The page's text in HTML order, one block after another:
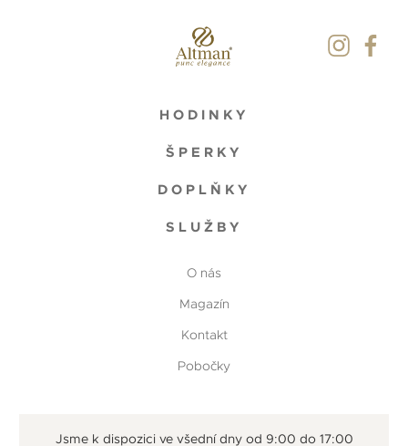
HODINKY
ŠPERKY
DOPLŇKY
SLUŽBY
O nás
Magazín
Kontakt
Pobočky
Jsme k dispozici ve všední dny od 9:00 do 17:00